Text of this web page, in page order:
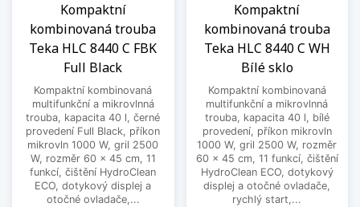
Kompaktní
kombinovaná trouba
Teka HLC 8440 C FBK
Full Black
Kompaktní kombinovaná
multifunkční a mikrovlnná
trouba, kapacita 40 l, černé
provedení Full Black, příkon
mikrovln 1000 W, gril 2500
W, rozměr 60 x 45 cm, 11
funkcí, čištění HydroClean
ECO, dotykový displej a
otočné ovladače,...
Kompaktní
kombinovaná trouba
Teka HLC 8440 C WH
Bílé sklo
Kompaktní kombinovaná
multifunkční a mikrovlnná
trouba, kapacita 40 l, bílé
provedení, příkon mikrovln
1000 W, gril 2500 W, rozměr
60 x 45 cm, 11 funkcí, čištění
HydroClean ECO, dotykový
displej a otočné ovladače,
rychlý start,...